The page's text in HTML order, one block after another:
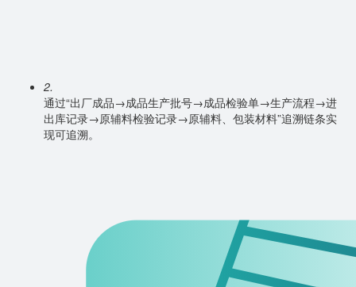
2.
通过“出厂成品→成品生产批号→成品检验单→生产流程→进
出库记录→原辅料检验记录→原辅料、包装材料”追溯链条实
现可追溯。